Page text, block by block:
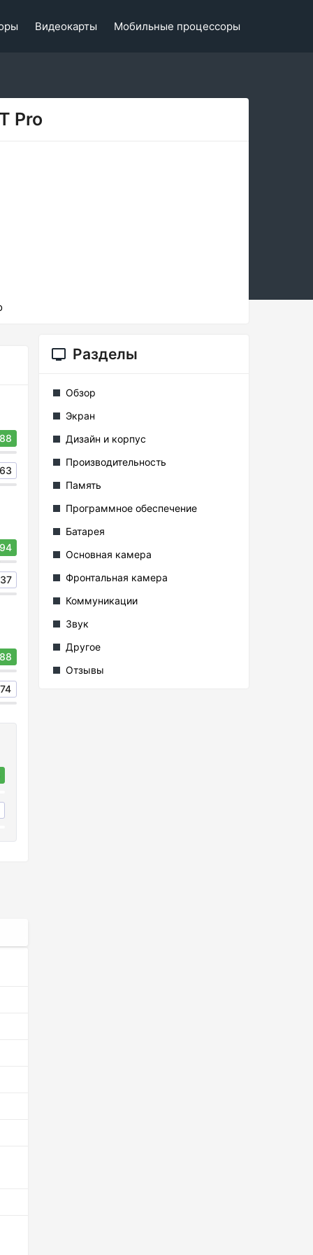
Видеокарты Мобильные процессоры
Pro
88
63
94
37
88
74
Разделы
Обзор
Экран
Дизайн и корпус
Производительность
Память
Программное обеспечение
Батарея
Основная камера
Фронтальная камера
Коммуникации
Звук
Другое
Отзывы